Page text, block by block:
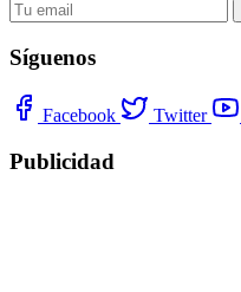
Síguenos
Facebook Twitter
Publicidad